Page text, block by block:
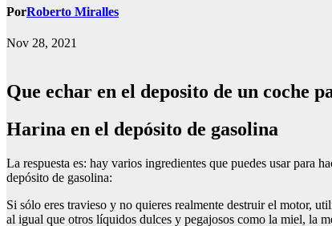
PorRoberto Miralles
Nov 28, 2021
Que echar en el deposito de un coche
Harina en el depósito de gasolina
La respuesta es: hay varios ingredientes que puedes usar para
depósito de gasolina:
Si sólo eres travieso y no quieres realmente destruir el motor,
al igual que otros líquidos dulces y pegajosos como la miel, la